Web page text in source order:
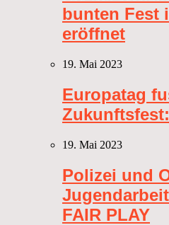
bunten Fest
eröffnet
19. Mai 2023
Europatag
Zukunftsfest:
19. Mai 2023
Polizei und
FAIR PLAY